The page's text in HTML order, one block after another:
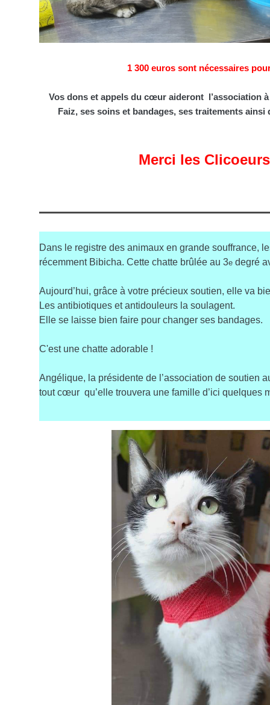
1 300 euros sont nécessaires
Vos dons et appels du cœur aideront l’association
Faiz, ses soins et bandages, ses traitements ainsi
Merci les
Dans le registre des animaux en grande souffrance,
récemment Bibicha. Cette chatte brûlée au 3e degré
Aujourd’hui, grâce à votre précieux soutien, elle va
Les antibiotiques et antidouleurs la soulagent.
Elle se laisse bien faire pour changer ses bandages.
C'est une chatte adorable !
Angélique, la présidente de l’association de soutien
tout cœur qu’elle trouvera une famille d’ici quelques